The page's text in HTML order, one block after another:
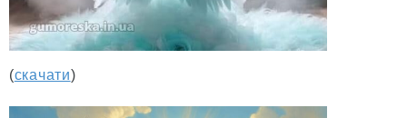
(скачати)